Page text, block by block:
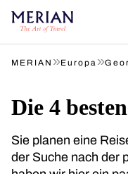
MERIAN »Europa »
Die 4
Sie planen eine
der Suche nach der